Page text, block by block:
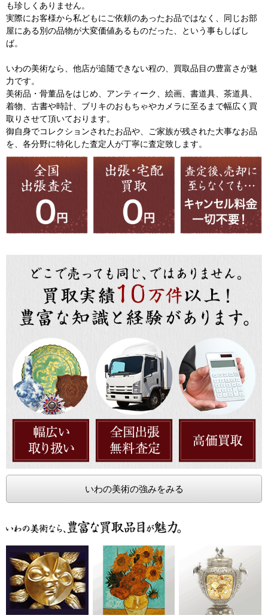
も珍しくありません。
実際にお客様から私どもにご依頼のあったお品ではなく、同じお部
屋にある別の品物が大変価値あるものだった、という事もしばし
ば。
いわの美術なら、他店が追随できない程の、買取品目の豊富さが魅
力です。
美術品・骨董品をはじめ、アンティーク、絵画、書道具、茶道具、
着物、古書や時計、ブリキのおもちゃやカメラに至るまで幅広く買
取りさせて頂いております。
御自身でコレクションされたお品や、ご家族が残された大事なお品
を、各分野に特化した査定人が丁寧に査定致します。
いわの美術の強みをみる